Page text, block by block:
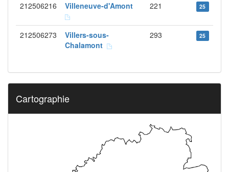
212506216 Villeneuve-d'Amont 221 25
212506273
Villers-sous-
Chalamont
293 25
Cartographie